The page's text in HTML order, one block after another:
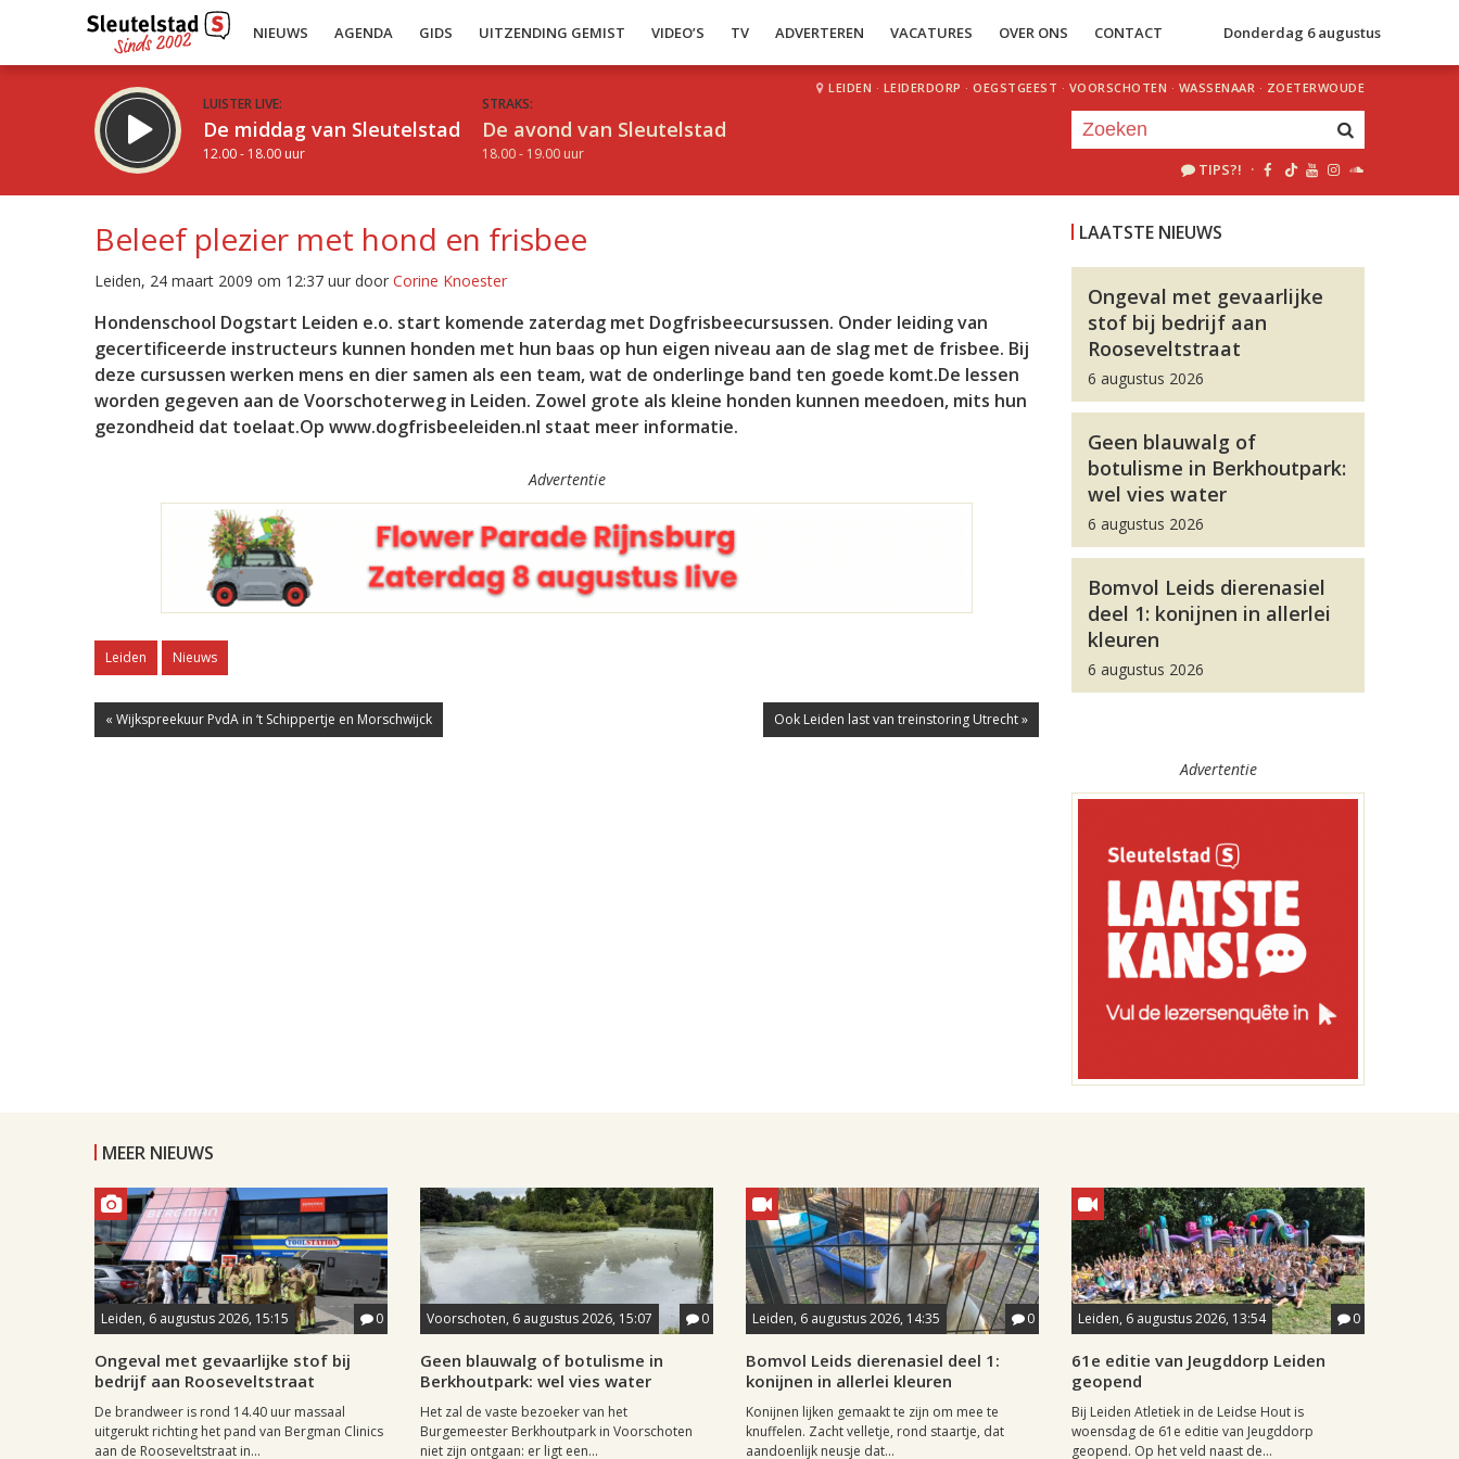
NIEUWS AGENDA GIDS UITZENDING GEMIST VIDEO’S TV ADVERTEREN VACATURES OVER ONS CONTACT Donderdag 6 augustus
LUISTER LIVE:
De middag van Sleutelstad
12.00 - 18.00 uur
STRAKS:
De avond van Sleutelstad
18.00 - 19.00 uur
LEIDEN · LEIDERDORP · OEGSTGEEST · VOORSCHOTEN · WASSENAAR · ZOETERWOUDE
TIPS?! ·
Inklappen
Beleef plezier met hond en frisbee
Leiden, 24 maart 2009 om 12:37 uur door Corine Knoester
Hondenschool Dogstart Leiden e.o. start komende zaterdag met Dogfrisbeecursussen. Onder leiding van
gecertificeerde instructeurs kunnen honden met hun baas op hun eigen niveau aan de slag met de frisbee. Bij
deze cursussen werken mens en dier samen als een team, wat de onderlinge band ten goede komt.De lessen
worden gegeven aan de Voorschoterweg in Leiden. Zowel grote als kleine honden kunnen meedoen, mits hun
gezondheid dat toelaat.Op www.dogfrisbeeleiden.nl staat meer informatie.
Advertentie
Leiden Nieuws
« Wijkspreekuur PvdA in ‘t Schippertje en Morschwijck Ook Leiden last van treinstoring Utrecht »
LAATSTE NIEUWS
Ongeval met gevaarlijke
stof bij bedrijf aan
Rooseveltstraat
6 augustus 2026
Geen blauwalg of
botulisme in Berkhoutpark:
wel vies water
6 augustus 2026
Bomvol Leids dierenasiel
deel 1: konijnen in allerlei
kleuren
6 augustus 2026
Advertentie
MEER NIEUWS
Leiden, 6 augustus 2026, 15:15 0
Ongeval met gevaarlijke stof bij
bedrijf aan Rooseveltstraat
De brandweer is rond 14.40 uur massaal
uitgerukt richting het pand van Bergman Clinics
aan de Rooseveltstraat in...
Voorschoten, 6 augustus 2026, 15:07 0
Geen blauwalg of botulisme in
Berkhoutpark: wel vies water
Het zal de vaste bezoeker van het
Burgemeester Berkhoutpark in Voorschoten
niet zijn ontgaan: er ligt een...
Leiden, 6 augustus 2026, 14:35 0
Bomvol Leids dierenasiel deel 1:
konijnen in allerlei kleuren
Konijnen lijken gemaakt te zijn om mee te
knuffelen. Zacht velletje, rond staartje, dat
aandoenlijk neusje dat...
Leiden, 6 augustus 2026, 13:54 0
61e editie van Jeugddorp Leiden
geopend
Bij Leiden Atletiek in de Leidse Hout is
woensdag de 61e editie van Jeugddorp
geopend. Op het veld naast de...